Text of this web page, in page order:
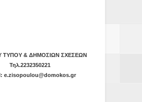
ΤΥΠΟΥ & ΔΗΜΟΣΙΩΝ ΣΧΕΣΕΩΝ
Τηλ.2232350221
e.zisopoulou@domokos.gr